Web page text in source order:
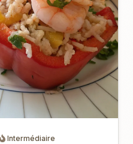
Intermédiaire